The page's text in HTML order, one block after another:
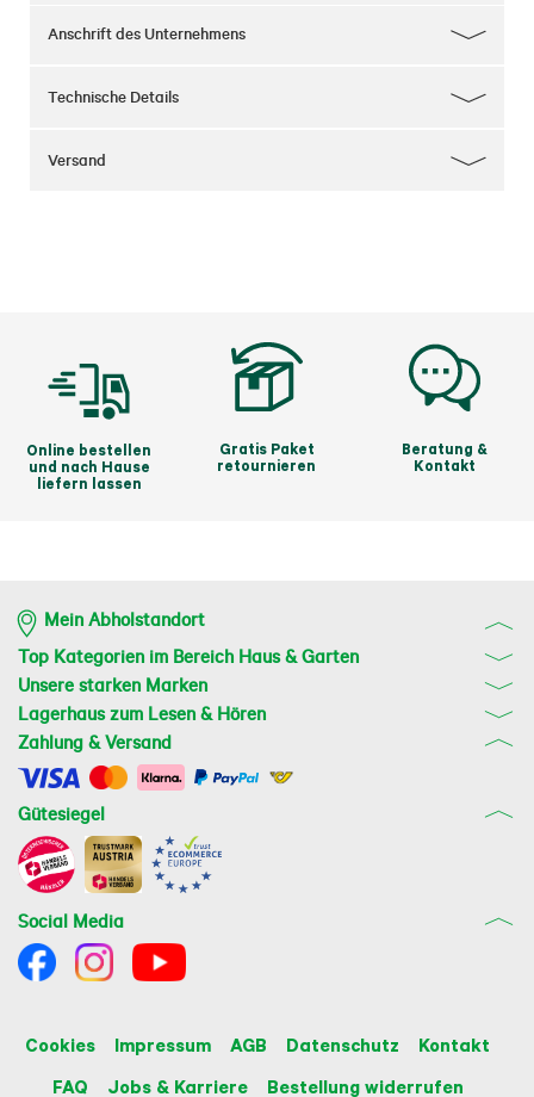
Anschrift des Unternehmens
Technische Details
Versand
Online bestellen
und nach Hause
liefern lassen
Gratis Paket
retournieren
Beratung &
Kontakt
Mein Abholstandort
Top Kategorien im Bereich Haus & Garten
Unsere starken Marken
Lagerhaus zum Lesen & Hören
Zahlung & Versand
Gütesiegel
Social Media
Cookies Impressum AGB Datenschutz
Kontakt
FAQ
Jobs & Karriere Bestellung widerrufen